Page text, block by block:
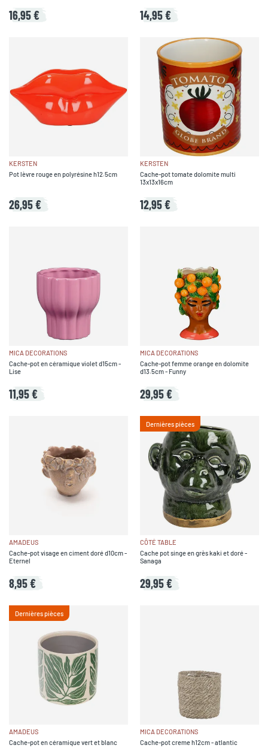
16,95 € 14,95 €
KERSTEN
Pot lèvre rouge en polyrésine h12.5cm
26,95 €
KERSTEN
Cache-pot tomate dolomite multi
13x13x16cm
12,95 €
MICA DECORATIONS
Cache-pot en céramique violet d15cm -
Lise
11,95 €
MICA DECORATIONS
Cache-pot femme orange en dolomite
d13.5cm - Funny
29,95 €
AMADEUS
Cache-pot visage en ciment doré d10cm -
Eternel
8,95 €
Dernières pièces
CÔTÉ TABLE
Cache pot singe en grès kaki et doré -
Sanaga
29,95 €
Dernières pièces
AMADEUS
Cache-pot en céramique vert et blanc
MICA DECORATIONS
Cache-pot creme h12cm - atlantic